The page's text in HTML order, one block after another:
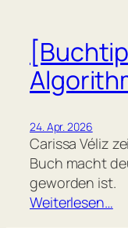
24. Apr. 2026
Carissa Véliz
Buch macht
geworden ist.
Weiterlesen…